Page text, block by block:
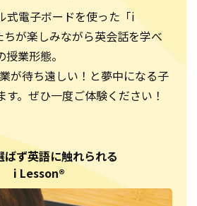
式電子ボードを使った「i
が楽しみながら英会話を学べ
業形態。
が待ち遠しい！と夢中になる子
。ぜひ一度ご体験ください！
ばず英語に触れられる
i Lesson®